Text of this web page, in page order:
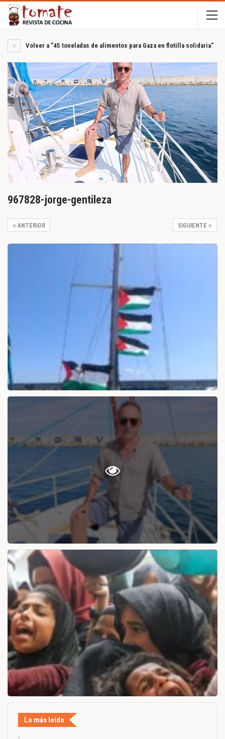
Volver a "45 toneladas de alimentos para Gaza en flotilla solidaria"
967828-jorge-gentileza
SIGUIENTE
ANTERIOR
Lo más leído